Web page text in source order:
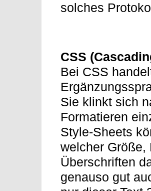
solches
CSS
Bei CSS
Sie klinkt sich
Formatieren
Style-Sheets
welcher Größe,
Überschriften
genauso gut